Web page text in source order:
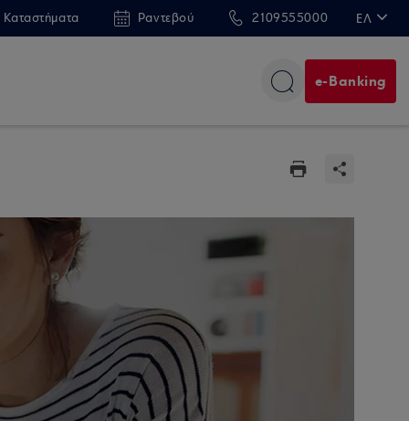
Καταστήματα Ραντεβού 2109555000 ΕΛ
e-Banking